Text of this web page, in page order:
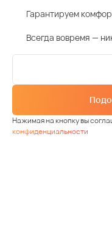
Гарантируем
Всегда вовремя —
Нажимая на кнопку вы
конфиденциальности